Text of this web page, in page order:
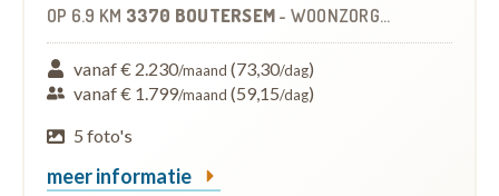
OP 6.9 KM 3370 BOUTERSEM - WOONZORGCENTRUM (WZC)
vanaf € 2.230/maand (73,30/dag)
vanaf € 1.799/maand (59,15/dag)
5 foto's
meer informatie